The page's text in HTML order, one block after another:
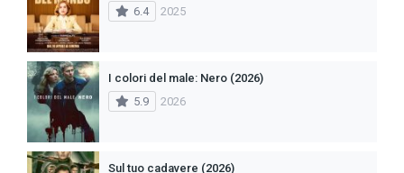
6.4
2025
I colori del male: Nero (2026)
5.9
2026
Sul tuo cadavere (2026)